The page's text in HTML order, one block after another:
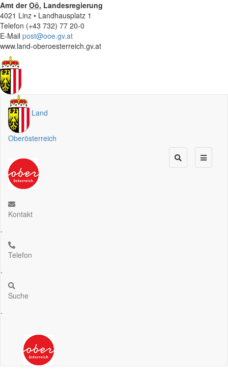
Amt derOö. Landesregierung
4021 Linz • Landhausplatz 1
Telefon (+43 732) 77 20-0
E-Mail post@ooe.gv.at
www.land-oberoesterreich.gv.at
Land
Oberösterreich
Kontakt
.
Telefon
.
Suche
.